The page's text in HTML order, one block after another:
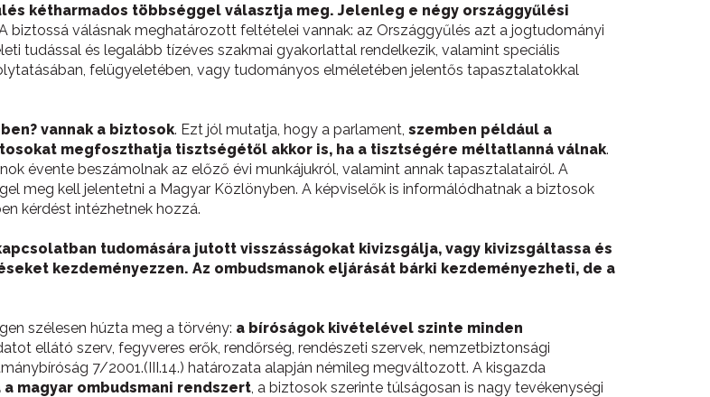
kétharmados többséggel választja meg. Jelenleg e négy országgyűlési
biztossá válásnak meghatározott feltételei vannak: az Országgyűlés azt a jogtudományi
tudással és legalább tízéves szakmai gyakorlattal rendelkezik, valamint speciális
felügyeletében, vagy tudományos elméletében jelentős tapasztalatokkal
vannak a biztosok. Ezt jól mutatja, hogy a parlament, szemben például a
megfoszthatja tisztségétől akkor is, ha a tisztségére méltatlanná válnak.
évente beszámolnak az előző évi munkájukról, valamint annak tapasztalatairól. A
meg kell jelentetni a Magyar Közlönyben. A képviselők is informálódhatnak a biztosok
kérdést intézhetnek hozzá.
tudomására jutott visszásságokat kivizsgálja, vagy kivizsgáltassa és
kezdeményezzen. Az ombudsmanok eljárását bárki kezdeményezheti, de a
szélesen húzta meg a törvény: a bíróságok kivételével szinte minden
ellátó szerv, fegyveres erők, rendőrség, rendészeti szervek, nemzetbiztonsági
7/2001.(III.14.) határozata alapján némileg megváltozott. A kisgazda
magyar ombudsmani rendszert, a biztosok szerinte túlságosan is nagy tevékenységi